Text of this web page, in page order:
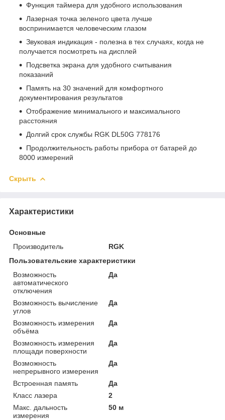
Функция таймера для удобного использования
Лазерная точка зеленого цвета лучше
воспринимается человеческим глазом
Звуковая индикация - полезна в тех случаях, когда не
получается посмотреть на дисплей
Подсветка экрана для удобного считывания
показаний
Память на 30 значений для комфортного
документирования результатов
Отображение минимального и максимального
расстояния
Долгий срок службы RGK DL50G 778176
Продолжительность работы прибора от батарей до
8000 измерений
Скрыть
Характеристики
Основные
Производитель
RGK
Пользовательские характеристики
Возможность
автоматического
отключения
Да
Возможность вычисление
углов
Да
Возможность измерения
объёма
Да
Возможность измерения
площади поверхности
Да
Возможность
непрерывного измерения
Да
Встроенная память
Да
Класс лазера
2
Макс. дальность
измерения
50 м